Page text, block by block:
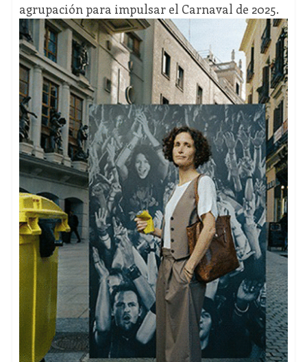
agrupación para impulsar el Carnaval de 2025.